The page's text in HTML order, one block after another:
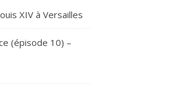
XIV à Versailles
(épisode 10) –